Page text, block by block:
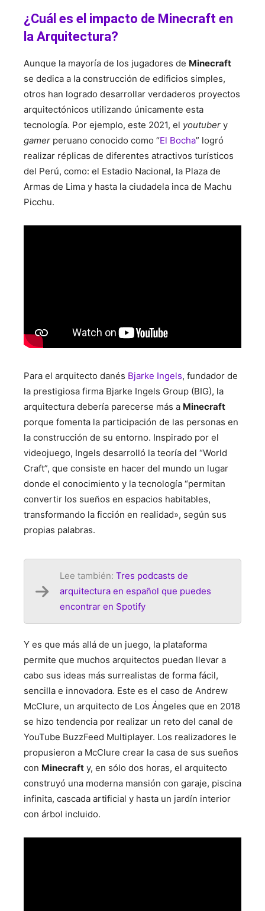
¿Cuál es el impacto de Minecraft en
la Arquitectura?
Aunque la mayoría de los jugadores de Minecraft
se dedica a la construcción de edificios simples,
otros han logrado desarrollar verdaderos proyectos
arquitectónicos utilizando únicamente esta
tecnología. Por ejemplo, este 2021, el youtuber y
gamer peruano conocido como “El Bocha” logró
realizar réplicas de diferentes atractivos turísticos
del Perú, como: el Estadio Nacional, la Plaza de
Armas de Lima y hasta la ciudadela inca de Machu
Picchu.
Para el arquitecto danés Bjarke Ingels, fundador de
la prestigiosa firma Bjarke Ingels Group (BIG), la
arquitectura debería parecerse más a Minecraft
porque fomenta la participación de las personas en
la construcción de su entorno. Inspirado por el
videojuego, Ingels desarrolló la teoría del “World
Craft”, que consiste en hacer del mundo un lugar
donde el conocimiento y la tecnología “permitan
convertir los sueños en espacios habitables,
transformando la ficción en realidad», según sus
propias palabras.
Lee también: Tres podcasts de
arquitectura en español que puedes
encontrar en Spotify
Y es que más allá de un juego, la plataforma
permite que muchos arquitectos puedan llevar a
cabo sus ideas más surrealistas de forma fácil,
sencilla e innovadora. Este es el caso de Andrew
McClure, un arquitecto de Los Ángeles que en 2018
se hizo tendencia por realizar un reto del canal de
YouTube BuzzFeed Multiplayer. Los realizadores le
propusieron a McClure crear la casa de sus sueños
con Minecraft y, en sólo dos horas, el arquitecto
construyó una moderna mansión con garaje, piscina
infinita, cascada artificial y hasta un jardín interior
con árbol incluido.